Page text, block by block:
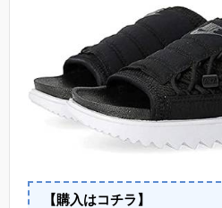
【購入はコチラ】